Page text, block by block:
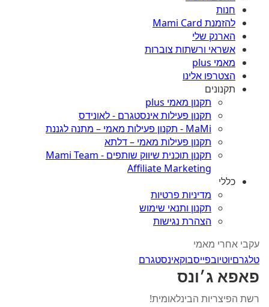
חנות
להזמנת Mami Card
הארנק שלי
אשראי ורשתות צוברות
מאמי plus
הצטרפו אלינו
תקנונים
תקנון מאמי plus
תקנון פעילות אינסטגרם - לאונידס
MaMi - תקנון פעילות מאמי – מתנה לגננת
תקנון פעילות מאמי – דלתא
תקנון תוכנית שיווק שותפים - Mami Team
Affiliate Marketing
כללי
מדיניות פרטיות
תקנון ותנאי שימוש
הצהרת נגישות
עקבי אחרי מאמי
טלגרםיוטיובפייסבוקאינסטגרם
פאפא ג׳ונס
רשת הפיצריות הבינלאומית!